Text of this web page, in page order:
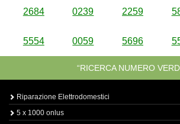
2684 0239 2259
5554 0059 5696
“RICERCA NUMERO
Riparazione Elettrodomestici
5 x 1000 onlus